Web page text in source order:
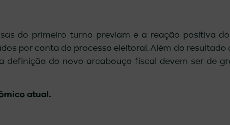
do primeiro turno previam e a reação positiva
por conta do processo eleitoral. Além do resultado
definição do novo arcabouço fiscal devem ser de
atual.